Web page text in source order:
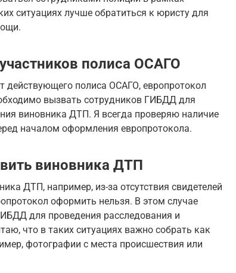
ситуациях лучше обратиться к юристу для
полиса ОСАГО
действующего полиса ОСАГО, европротокол
вызвать сотрудников ГИБДД для
виновника ДТП. Я всегда проверяю наличие
началом оформления европротокола.
виновника ДТП
ДТП, например, из-за отсутствия свидетелей
оформить нельзя. В этом случае
для проведения расследования и
что в таких ситуациях важно собрать как
фотографии с места происшествия или